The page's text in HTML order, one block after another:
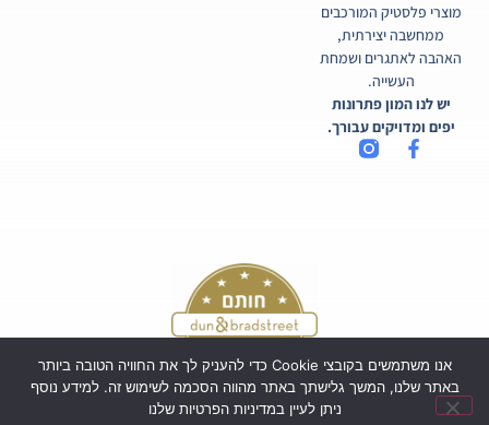
מוצרי פלסטיק המורכבים
ממחשבה יצירתית,
האהבה לאתגרים ושמחת
העשייה.
יש לנו המון פתרונות
יפים ומדויקים עבורך.
אנו משתמשים בקובצי Cookie כדי להעניק לך את החוויה הטובה ביותר
באתר שלנו, המשך גלישתך באתר מהווה הסכמה לשימוש זה. למידע נוסף
ניתן לעיין במדיניות הפרטיות שלנו